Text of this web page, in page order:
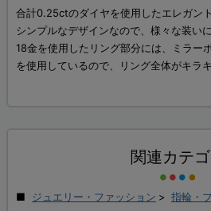
合計0.25ctのダイヤを使用したエレガン
シンプルなデザインなので、様々な装い
18金を使用したリング部分には、ミラー
を使用しているので、リング全体がキラ
関連カテゴ
ジュエリー・ファッション > 指輪・